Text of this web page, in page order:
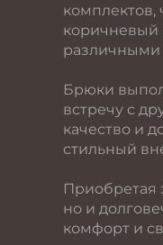
коричневый
различными
Брюки
встречу с
качество и
стильный
Приобретая
но и
комфорт и